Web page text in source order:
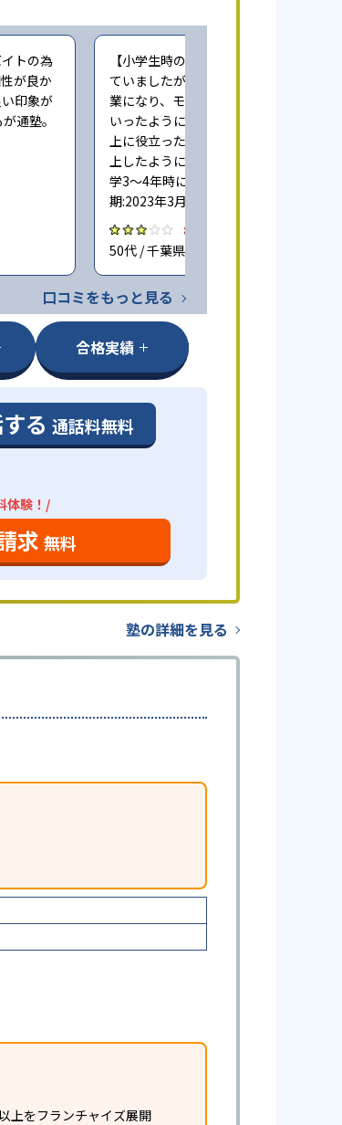
トの為
が良か
印象が
通塾。
【小学生時の通塾】最初は楽しく通っ
ていましたが、コロナ禍でリモート授
業になり、モチベーションが下がって
いったように思います。多少の成績向
上に役立ったと思いますが目立って向
上したようには思っておりません（小
学3〜4年時に子どもが通塾。回答時
期:2023年3月）
3.0
50代 / 千葉県 女性
口コミをもっと見る
合格実績
る 通話料無料
体験！/
求 無料
塾の詳細を見る
上をフランチャイズ展開